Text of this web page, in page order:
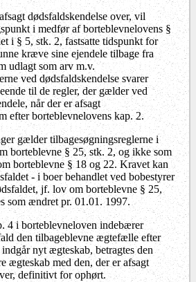
dødsfaldskendelse over, vil
i medfør af borteblevnelovens §
i § 5, stk. 2, fastsatte tidspunkt for
kræve sine ejendele tilbage fra
udlagt som arv m.v.
ved dødsfaldskendelse svarer
til de regler, der gælder ved
når der er afsagt
efter borteblevnelovens kap. 2.
gælder tilbagesøgningsreglerne i
borteblevne § 25, stk. 2, og ikke som
borteblevne § 18 og 22. Kravet kan
- i boer behandlet ved bobestyrer
jf. lov om borteblevne § 25,
som ændret pr. 01.01. 1997.
4 i borteblevneloven indebærer
den tilbageblevne ægtefælle efter
nyt ægteskab, betragtes den
ægteskab med den, der er afsagt
definitivt for ophørt.